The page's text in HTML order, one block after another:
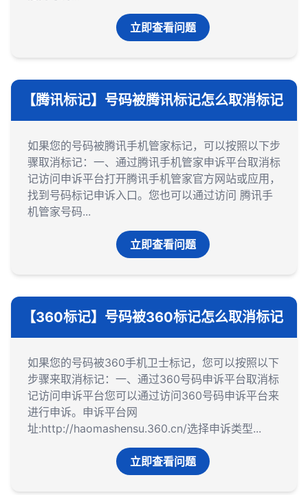
立即查看问题
【腾讯标记】号码被腾讯标记怎么取消标记
如果您的号码被腾讯手机管家标记，可以按照以下步
骤取消标记：一、通过腾讯手机管家申诉平台取消标
记‌访问申诉平台‌打开腾讯手机管家官方网站或应用，
找到号码标记申诉入口。您也可以通过访问 腾讯手
机管家号码...
立即查看问题
【360标记】号码被360标记怎么取消标记
如果您的号码被360手机卫士标记，您可以按照以下
步骤来取消标记：一、通过360号码申诉平台取消标
记‌访问申诉平台‌您可以通过访问360号码申诉平台来
进行申诉。申诉平台网
址:http://haomashensu.360.cn/‌选择申诉类型‌...
立即查看问题